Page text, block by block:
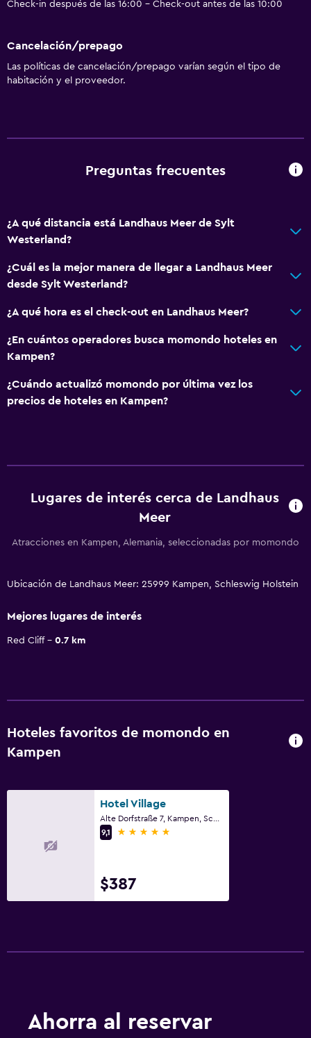
Check-in después de las 16:00 - Check-out antes de las 10:00
Cancelación/prepago
Las políticas de cancelación/prepago varían según el tipo de
habitación y el proveedor.
Preguntas frecuentes
¿A qué distancia está Landhaus Meer de Sylt
Westerland?
¿Cuál es la mejor manera de llegar a Landhaus Meer
desde Sylt Westerland?
¿A qué hora es el check-out en Landhaus Meer?
¿En cuántos operadores busca momondo hoteles en
Kampen?
¿Cuándo actualizó momondo por última vez los
precios de hoteles en Kampen?
Lugares de interés cerca de Landhaus
Meer
Atracciones en Kampen, Alemania, seleccionadas por momondo
Ubicación de Landhaus Meer: 25999 Kampen, Schleswig Holstein
Mejores lugares de interés
Red Cliff 0.7 km
Hoteles favoritos de momondo en
Kampen
Hotel Village
9,1
5 estrellas
$387
Ahorra al reservar